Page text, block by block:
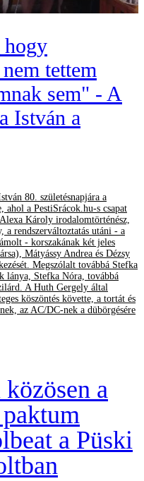
hogy
tettem
sem" - A
István a
80. születésnapjára a
ahol a PestiSrácok.hu-s csapat
Károly irodalomtörténész,
rendszerváltoztatás utáni - a
- korszakának két jeles
Mátyássy Andrea és Dézsy
Megszólalt továbbá Stefka
lánya, Stefka Nóra, továbbá
A Huth Gergely által
köszöntés követte, a tortát és
az AC/DC-nek a dübörgésére
a
a Püski